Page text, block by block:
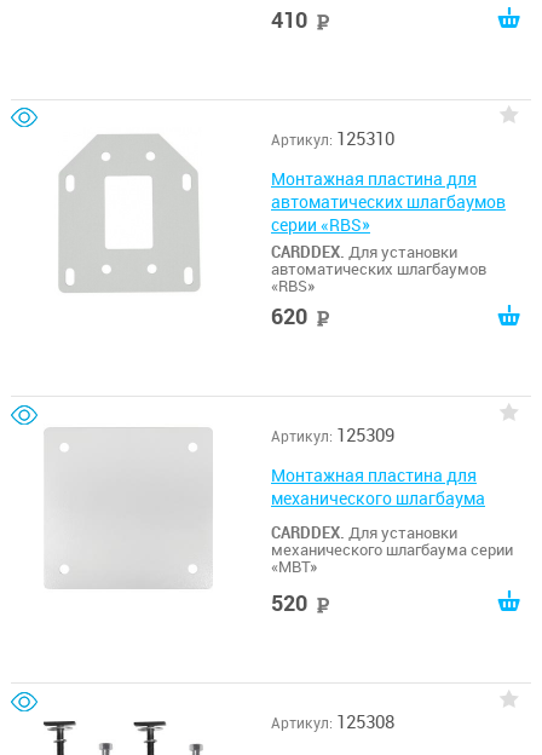
410
Артикул: 125310
Монтажная пластина для
автоматических шлагбаумов
серии «RBS»
CARDDEX. Для установки
автоматических шлагбаумов
«RBS»
620
Артикул: 125309
Монтажная пластина для
механического шлагбаума
CARDDEX. Для установки
механического шлагбаума серии
«MBT»
520
Артикул: 125308